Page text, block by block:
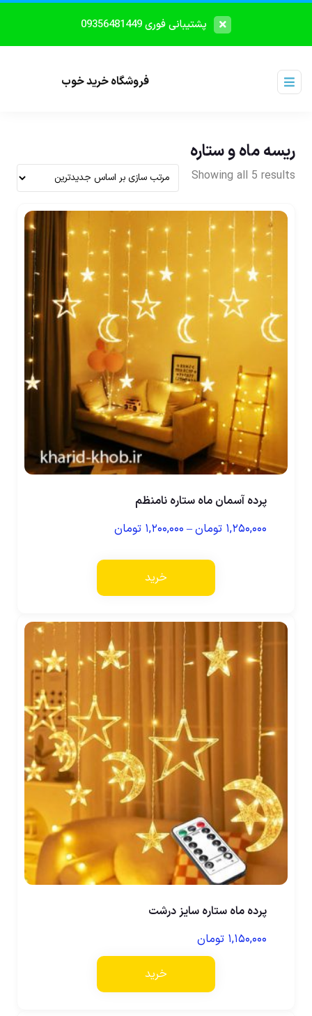
پشتیبانی فوری 09356481449
فروشگاه خرید خوب
ریسه ماه و ستاره
Showing all 5 results
پرده آسمان ماه ستاره نامنظم
۱,۲۵۰,۰۰۰ تومان– ۱,۲۰۰,۰۰۰ تومان
خرید
پرده ماه ستاره سایز درشت
۱,۱۵۰,۰۰۰ تومان
خرید